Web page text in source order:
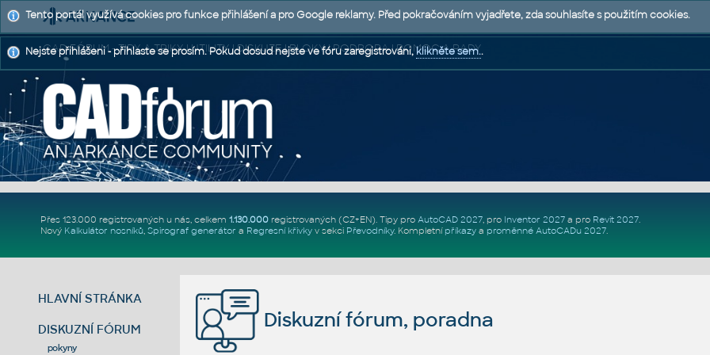
CAD FÓRUM - TIPY A TRIKY | UTILITY | DISKUZE | BLOKY | PODPORA | POMOC A RADY
Přes 123.000 registrovaných u nás, celkem 1.130.000registrovaných (CZ+EN). Tipy pro AutoCAD 2027, pro Inventor 2027a pro Revit 2027.
Nový Kalkulátor nosníků, Spirograf generátor a Regresní křivkyv sekci Převodníky. Kompletní příkazya proměnné AutoCADu 2027.
HLAVNÍ STRÁNKA
DISKUZNÍ FÓRUM
pokyny
Diskuzní fórum, poradna
Tento portál využívá cookies pro funkce přihlášení a pro Google reklamy. Před pokračováním vyjadřete, zda souhlasíte s použitím cookies.
Nejste přihlášeni - přihlaste se prosím. Pokud dosud nejste ve fóru zaregistrováni,klikněte sem..